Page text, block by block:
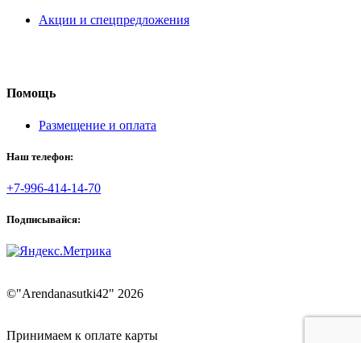
Акции и спецпредложения
Помощь
Размещение и оплата
Наш телефон:
+7-996-414-14-70
Подписывайся:
©"Arendanasutki42" 2026
Принимаем к оплате карты